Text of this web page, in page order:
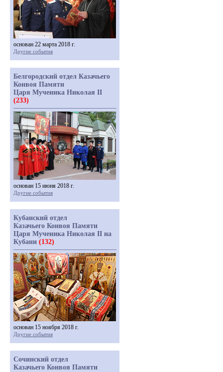
основан 22 марта 2018 г.
Другие события
Белгородский отдел Казачьего
Конвоя Памяти
Царя Мученика Николая II
(233)
основан 15 июня 2018 г.
Другие события
Кубанский отдел
Казачьего Конвоя Памяти
Царя Мученика Николая II на
Кубани (132)
основан 15 ноября 2018 г.
Другие события
Сочинский отдел
Казачьего Конвоя Памяти